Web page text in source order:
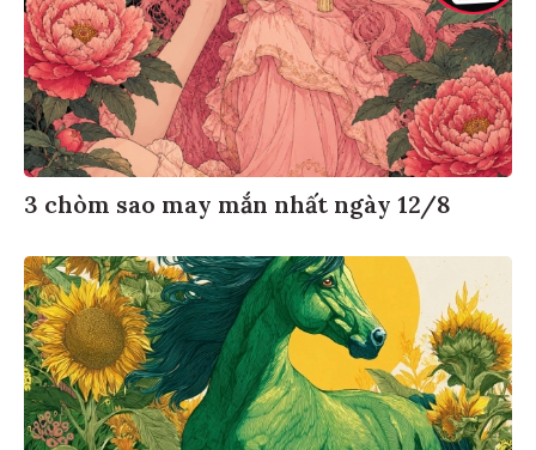
3 chòm sao may mắn nhất ngày 12/8